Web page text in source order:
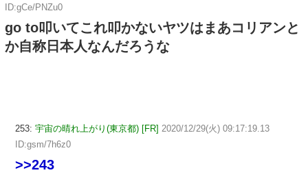
ID:gCe/PNZu0
go to叩いてこれ叩かないヤツはまあコリアンと
か自称日本人なんだろうな
253: 宇宙の晴れ上がり(東京都) [FR] 2020/12/29(火) 09:17:19.13
ID:gsm/7h6z0
>>243